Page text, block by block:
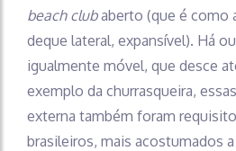
beach clubaberto (que é como
deque lateral, expansível). Há
igualmente móvel, que desce
exemplo da churrasqueira,
externa também foram
brasileiros, mais acostumados